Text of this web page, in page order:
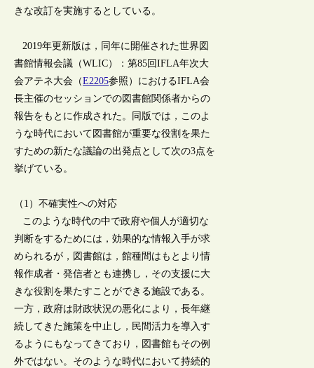
きな改訂を実施するとしている。
2019年更新版は，同年に開催された世界図
書館情報会議（WLIC）：第85回IFLA年次大
会アテネ大会（E2205参照）におけるIFLA会
長主催のセッションでの図書館関係者からの
報告をもとに作成された。同版では，このよ
うな時代において図書館が重要な役割を果た
すための新たな議論の出発点として次の3点を
挙げている。
（1）不確実性への対応
このような時代の中で政府や個人が適切な
判断をするためには，効果的な情報入手が求
められるが，図書館は，館種間はもとより情
報作成者・発信者とも連携し，その支援に大
きな役割を果たすことができる施設である。
一方，政府は財政状況の悪化により，長年継
続してきた施策を中止し，民間活力を導入す
るようにもなってきており，図書館もその例
外ではない。そのような時代において持続的